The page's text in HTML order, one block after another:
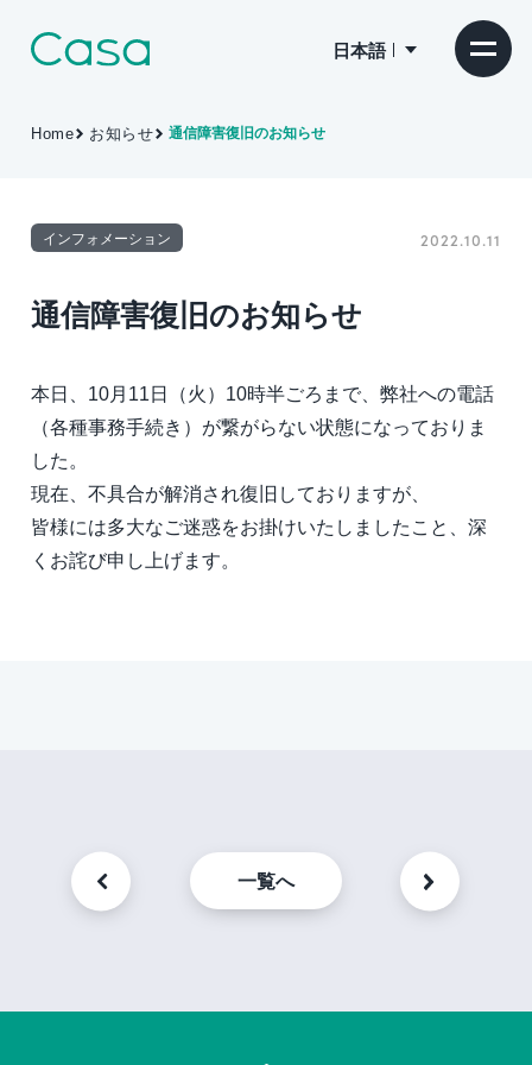
日本語
Home お知らせ 通信障害復旧のお知らせ
インフォメーション 2022.10.11
通信障害復旧のお知らせ
本日、10月11日（火）10時半ごろまで、弊社への電話
（各種事務手続き）が繋がらない状態になっておりま
した。
現在、不具合が解消され復旧しておりますが、
皆様には多大なご迷惑をお掛けいたしましたこと、深
くお詫び申し上げます。
一覧へ